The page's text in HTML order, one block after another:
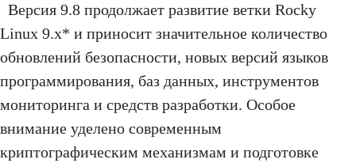
Версия 9.8 продолжает развитие ветки Rocky
Linux 9.x* и приносит значительное количество
обновлений безопасности, новых версий языков
программирования, баз данных, инструментов
мониторинга и средств разработки. Особое
внимание уделено современным
криптографическим механизмам и подготовке